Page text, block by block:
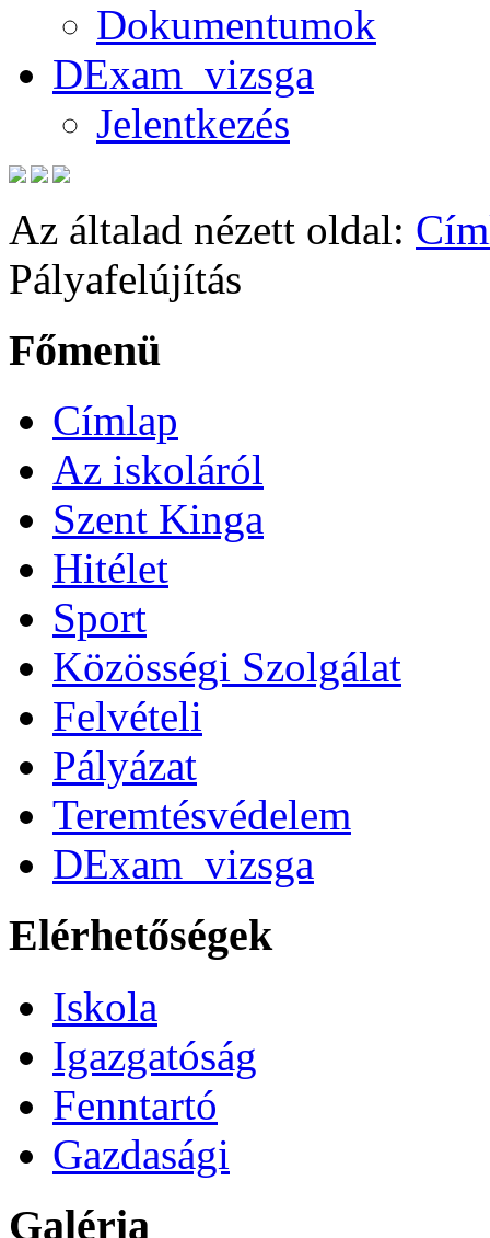
Dokumentumok
DExam_vizsga
Jelentkezés
Az általad nézett oldal:
Pályafelújítás
Főmenü
Címlap
Az iskoláról
Szent Kinga
Hitélet
Sport
Közösségi Szolgálat
Felvételi
Pályázat
Teremtésvédelem
DExam_vizsga
Elérhetőségek
Iskola
Igazgatóság
Fenntartó
Gazdasági
Galéria